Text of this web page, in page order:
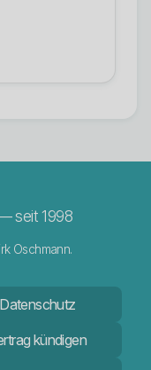
seit 1998
Oschmann.
Datenschutz
kündigen